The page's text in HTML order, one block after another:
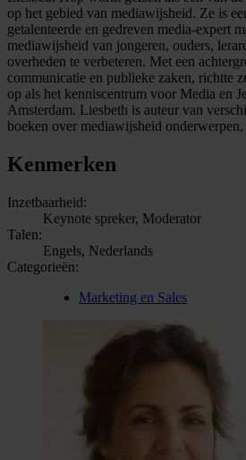
op het gebied van mediawijsheid. Ze is
getalenteerde en gedreven media-expert
mediawijsheid van jongeren, ouders,
overheden te verbeteren. Met een
communicatie en publieke zaken, richtte
op als het kenniscentrum voor Media en
Amsterdam. Liesbeth is auteur van
boeken over mediawijsheid onderwerpen,
Kenmerken
Inzetbaarheid:
Keynote spreker, Moderator
Talen:
Engels, Nederlands
Categorieën:
Marketing en Sales